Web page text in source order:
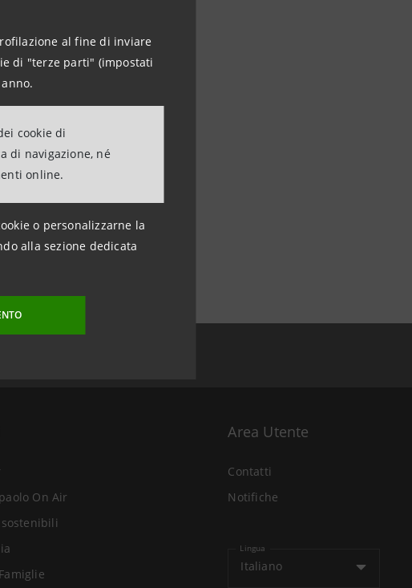
al fine di inviare
di "terze parti" (impostati
cookie di
di navigazione, né
online.
o personalizzarne la
alla sezione dedicata
On Air
Area Utente
Contatti
Notifiche
Lingua
Italiano